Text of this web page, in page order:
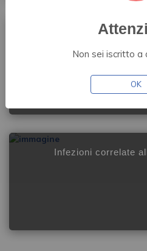
Cancer
Infezioni correlate
Non sei iscritto a
OK